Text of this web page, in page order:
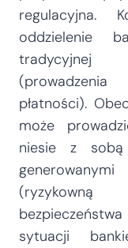
regulacyjna.
oddzielenie
tradycyjnej
płatności).
może
niesie z sobą
(ryzykowną
sytuacji